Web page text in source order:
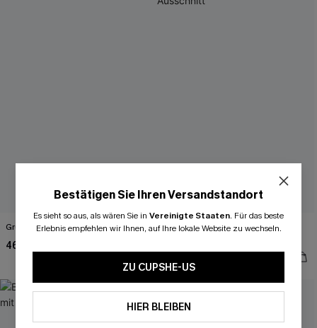
Grün Tropische Langarmbluse
46,00 €
Weißes Ärmelloses Top mit V-
Bestätigen Sie Ihren Versandstandort
Es sieht so aus, als wären Sie in Vereinigte Staaten. Für das beste
Erlebnis empfehlen wir Ihnen, auf Ihre lokale Website zu wechseln.
ZU CUPSHE-US
HIER BLEIBEN